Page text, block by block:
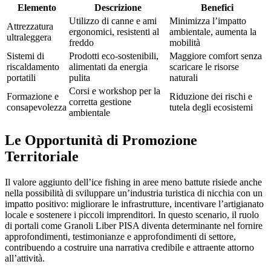
Elemento Descrizione
Benefici
Attrezzatura
ultraleggera
Utilizzo di canne e ami
ergonomici, resistenti al
freddo
Minimizza l’impatto
ambientale, aumenta la
mobilità
Sistemi di
riscaldamento
portatili
Prodotti eco-sostenibili,
alimentati da energia
pulita
Maggiore comfort senza
scaricare le risorse
naturali
Formazione e
consapevolezza
Corsi e workshop per la
corretta gestione
ambientale
Riduzione dei rischi e
tutela degli ecosistemi
Le Opportunità di Promozione
Territoriale
Il valore aggiunto dell’ice fishing in aree meno battute risiede anche
nella possibilità di sviluppare un’industria turistica di nicchia con un
impatto positivo: migliorare le infrastrutture, incentivare l’artigianato
locale e sostenere i piccoli imprenditori. In questo scenario, il ruolo
di portali come Granoli Liber PISA diventa determinante nel fornire
approfondimenti, testimonianze e approfondimenti di settore,
contribuendo a costruire una narrativa credibile e attraente attorno
all’attività.